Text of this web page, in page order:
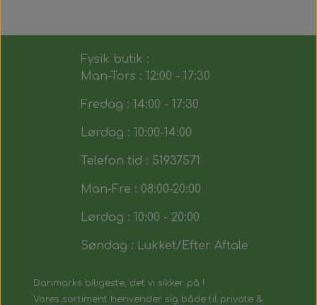
Fysik butik :
Man-Tors : 12:00 - 17:30
Fredag : 14:00 - 17:30
Lørdag : 10:00-14:00
Telefon tid : 51937571
Man-Fre : 08:00-20:00
Lørdag : 10:00 - 20:00
Søndag : Lukket/Efter Aftale
Danmarks biligeste, det vi sikker på !
Vores sortiment henvender sig både til private &